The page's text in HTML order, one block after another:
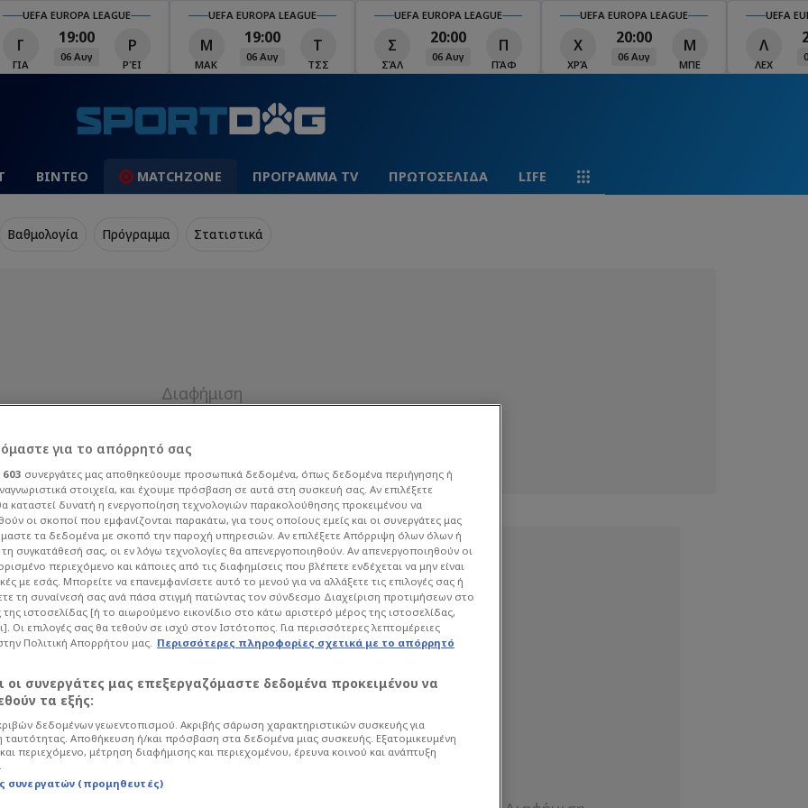
UEFA EUROPA LEAGUE
Γ
ΓΙΑ
19:00
06 Αυγ
Ρ
ΡΈΙ
UEFA EUROPA LEAGUE
Μ
ΜΑΚ
19:00
06 Αυγ
Τ
ΤΣΣ
UEFA EUROPA LEAGUE
Σ
ΣΆΛ
20:00
06 Αυγ
Π
ΠΆΦ
UEFA EUROPA LEAGUE
Χ
ΧΡΆ
20:00
06 Αυγ
Μ
ΜΠΕ
UEFA
Λ
ΛΕΧ
ΒΙΝΤΕΟ MATCHZONE ΠΡΟΓΡΑΜΜΑ TV ΠΡΩΤΟΣΕΛΙΔΑ LIFE
Βαθμολογία Πρόγραμμα Στατιστικά
από Κατσαρό
φαρδιά-πλατιά
που αντιστοιχεί στον Σέρβο τεχνικό
την ομάδα φέτος και της έδωσε
για το απόρρητό σας
603 συνεργάτες μας αποθηκεύουμε προσωπικά δεδομένα, όπως δεδομένα περιήγησης ή
στοιχεία, και έχουμε πρόσβαση σε αυτά στη συσκευή σας. Αν επιλέξετε
καταστεί δυνατή η ενεργοποίηση τεχνολογιών παρακολούθησης προκειμένου να
οι σκοποί που εμφανίζονται παρακάτω, για τους οποίους εμείς και οι συνεργάτες μας
τα δεδομένα με σκοπό την παροχή υπηρεσιών. Αν επιλέξετε Απόρριψη όλων όλων ή
συγκατάθεσή σας, οι εν λόγω τεχνολογίες θα απενεργοποιηθούν. Αν απενεργοποιηθούν οι
περιεχόμενο και κάποιες από τις διαφημίσεις που βλέπετε ενδέχεται να μην είναι
με εσάς. Μπορείτε να επανεμφανίσετε αυτό το μενού για να αλλάξετε τις επιλογές σας ή
τη συναίνεσή σας ανά πάσα στιγμή πατώντας τον σύνδεσμο Διαχείριση προτιμήσεων στο
ιστοσελίδας [ή το αιωρούμενο εικονίδιο στο κάτω αριστερό μέρος της ιστοσελίδας,
Οι επιλογές σας θα τεθούν σε ισχύ στον Ιστότοπος. Για περισσότερες λεπτομέρειες
Πολιτική Απορρήτου μας. Περισσότερες πληροφορίες σχετικά με το απόρρητό
οι συνεργάτες μας επεξεργαζόμαστε δεδομένα προκειμένου να
τα εξής:
δεδομένων γεωεντοπισμού. Ακριβής σάρωση χαρακτηριστικών συσκευής για
ταυτότητας. Αποθήκευση ή/και πρόσβαση στα δεδομένα μιας συσκευής. Εξατομικευμένη
περιεχόμενο, μέτρηση διαφήμισης και περιεχομένου, έρευνα κοινού και ανάπτυξη
συνεργατών (προμηθευτές)